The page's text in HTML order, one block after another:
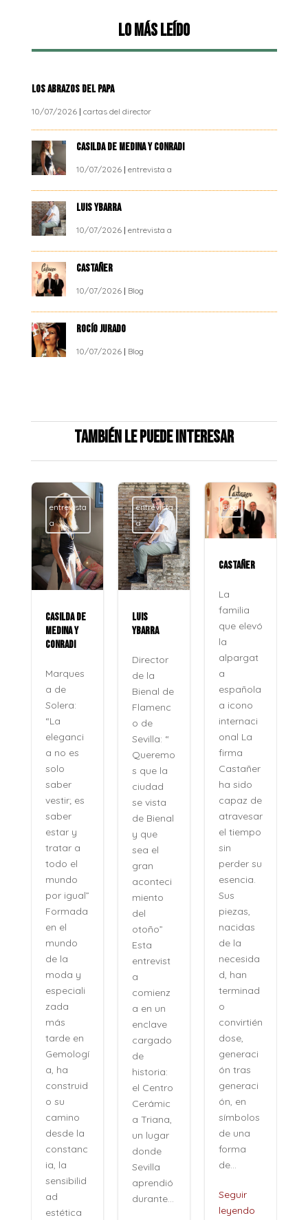
Lo más leído
LOS ABRAZOS DEL PAPA
10/07/2026| cartas del director
CASILDA DE MEDINA Y CONRADI
10/07/2026| entrevista a
LUIS YBARRA
10/07/2026| entrevista a
CASTAÑER
10/07/2026| Blog
ROCÍO JURADO
10/07/2026| Blog
También le puede interesar
entrevista
a
CASILDA DE
MEDINA Y
CONRADI
Marques
a de
Solera:
“La
eleganci
a no es
solo
saber
vestir; es
saber
estar y
tratar a
todo el
mundo
por igual”
Formada
en el
mundo
de la
moda y
especiali
zada
más
tarde en
Gemologí
a, ha
construid
o su
camino
desde la
constanc
ia, la
sensibilid
ad
estética
entrevista
a
LUIS
YBARRA
Director
de la
Bienal de
Flamenc
o de
Sevilla: “
Queremo
s que la
ciudad
se vista
de Bienal
y que
sea el
gran
aconteci
miento
del
otoño”
Esta
entrevist
a
comienz
a en un
enclave
cargado
de
historia:
el Centro
Cerámic
a Triana,
un lugar
donde
Sevilla
aprendió
durante...
Blog
CASTAÑER
La
familia
que elevó
la
alpargat
a
española
a icono
internaci
onal La
firma
Castañer
ha sido
capaz de
atravesar
el tiempo
sin
perder su
esencia.
Sus
piezas,
nacidas
de la
necesida
d, han
terminad
o
convirtién
dose,
generaci
ón tras
generaci
ón, en
símbolos
de una
forma
de...
Seguir
leyendo